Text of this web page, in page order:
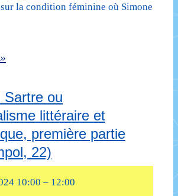
la condition féminine où Simone
Sartre ou
littéraire et
première partie
22)
10:00 – 12:00